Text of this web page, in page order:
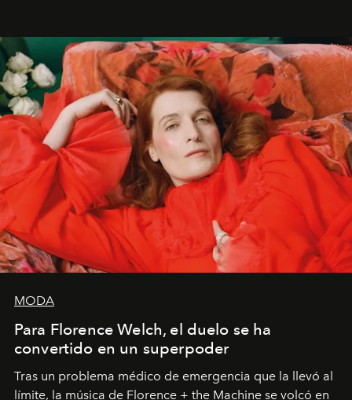
importa si no lo entienden’”, confiesa.
MODA
Para Florence Welch, el duelo se ha
convertido en un superpoder
Tras un problema médico de emergencia que la llevó al
límite, la música de Florence + the Machine se volcó en